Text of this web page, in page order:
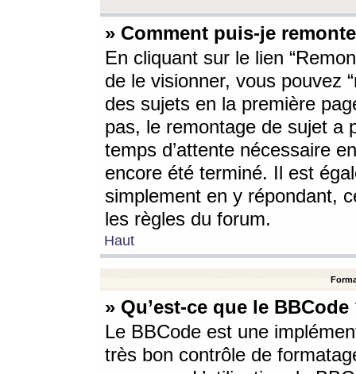
» Comment puis-je
En cliquant sur le lien
de le visionner, vous pouvez
des sujets en la première
pas, le remontage de sujet a
temps d’attente nécessaire
encore été terminé. Il est
simplement en y répondant,
les règles du forum.
Haut
» Qu’est-ce que le BBCode
Le BBCode est une
très bon contrôle de